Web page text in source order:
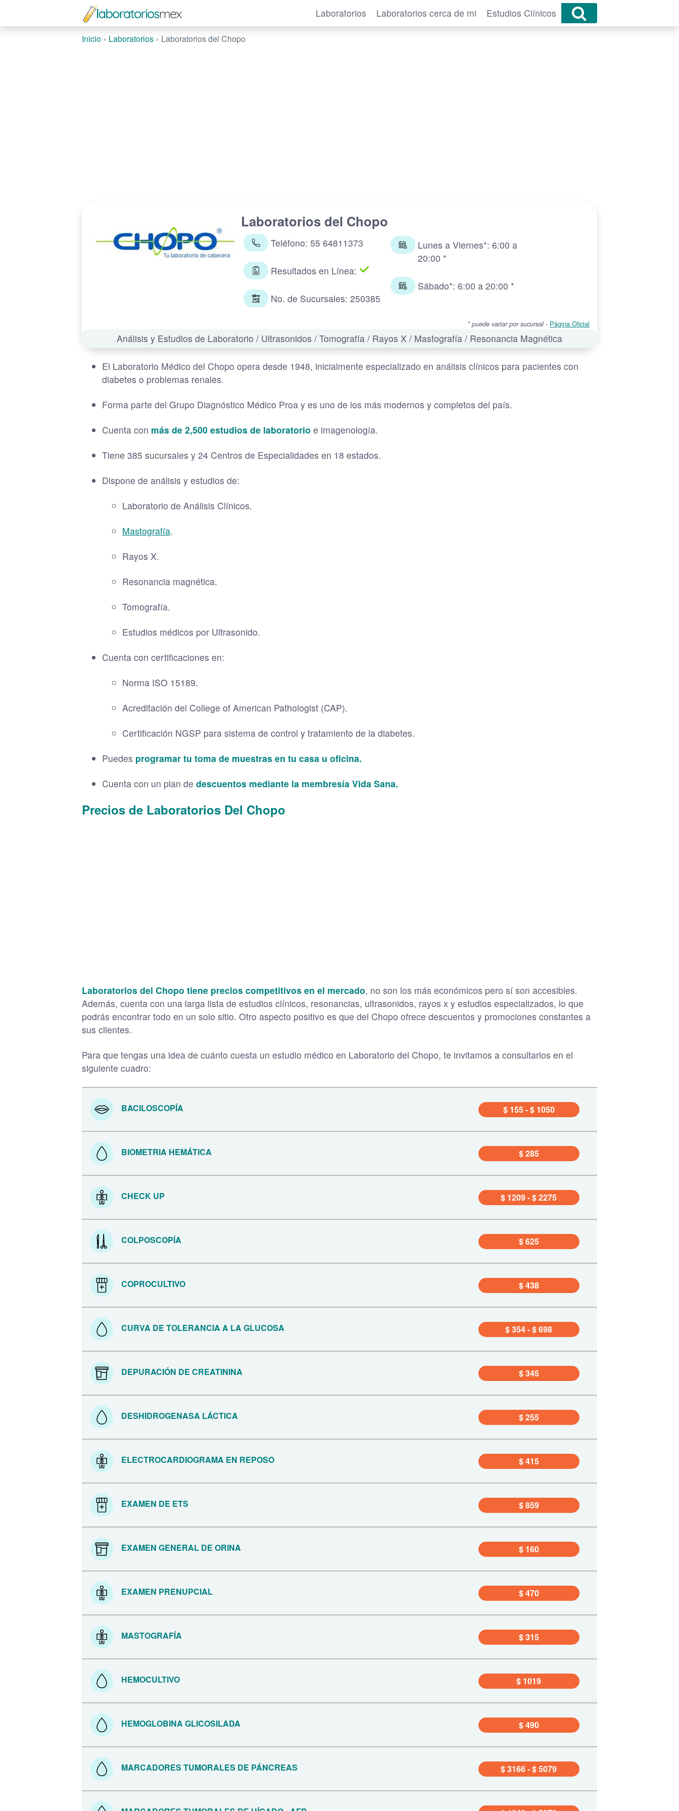
Laboratorios Laboratorios cerca de mi Estudios Clínicos
Inicio Laboratorios Laboratorios del Chopo
Laboratorios del Chopo
Teléfono: 55 64811373
Resultados en Línea:
No. de Sucursales: 250385
Lunes a Viernes*: 6:00 a
20:00 *
Sábado*: 6:00 a 20:00 *
* puede variar por sucursal- Página Oficial
Análisis y Estudios de Laboratorio / Ultrasonidos / Tomografía / Rayos X / Mastografía / Resonancia Magnética
El Laboratorio Médico del Chopo opera desde 1948, inicialmente especializado en análisis clínicos para pacientes con
diabetes o problemas renales.
Forma parte del Grupo Diagnóstico Médico Proa y es uno de los más modernos y completos del país.
Cuenta con más de 2,500 estudios de laboratorio e imagenología.
Tiene 385 sucursales y 24 Centros de Especialidades en 18 estados.
Dispone de análisis y estudios de:
Laboratorio de Análisis Clínicos.
Mastografía.
Rayos X.
Resonancia magnética.
Tomografía.
Estudios médicos por Ultrasonido.
Cuenta con certificaciones en:
Norma ISO 15189.
Acreditación del College of American Pathologist (CAP).
Certificación NGSP para sistema de control y tratamiento de la diabetes.
Puedes programar tu toma de muestras en tu casa u oficina.
Cuenta con un plan de descuentos mediante la membresía Vida Sana.
Precios de Laboratorios Del Chopo
Laboratorios del Chopo tiene precios competitivos en el mercado, no son los más económicos pero sí son accesibles.
Además, cuenta con una larga lista de estudios clínicos, resonancias, ultrasonidos, rayos x y estudios especializados, lo que
podrás encontrar todo en un solo sitio. Otro aspecto positivo es que del Chopo ofrece descuentos y promociones constantes a
sus clientes.
Para que tengas una idea de cuánto cuesta un estudio médico en Laboratorio del Chopo, te invitamos a consultarlos en el
siguiente cuadro:
BACILOSCOPÍA $ 155 - $ 1050
BIOMETRIA HEMÁTICA $ 285
CHECK UP $ 1209 - $ 2275
COLPOSCOPÍA $ 625
COPROCULTIVO $ 438
CURVA DE TOLERANCIA A LA GLUCOSA $ 354 - $ 698
DEPURACIÓN DE CREATININA $ 345
DESHIDROGENASA LÁCTICA $ 255
ELECTROCARDIOGRAMA EN REPOSO $ 415
EXAMEN DE ETS $ 859
EXAMEN GENERAL DE ORINA $ 160
EXAMEN PRENUPCIAL $ 470
MASTOGRAFÍA $ 315
HEMOCULTIVO $ 1019
HEMOGLOBINA GLICOSILADA $ 490
MARCADORES TUMORALES DE PÁNCREAS $ 3166 - $ 5079